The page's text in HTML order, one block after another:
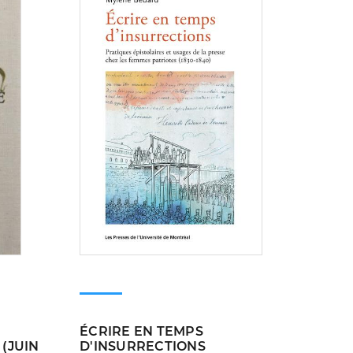
(JUIN
ÉCRIRE EN TEMPS
D'INSURRECTIONS